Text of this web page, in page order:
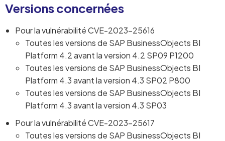
Versions concernées
Pour la vulnérabilité CVE-2023-25616
Toutes les versions de SAP BusinessObjects BI
Platform 4.2 avant la version 4.2 SP09 P1200
Toutes les versions de SAP BusinessObjects BI
Platform 4.3 avant la version 4.3 SP02 P800
Toutes les versions de SAP BusinessObjects BI
Platform 4.3 avant la version 4.3 SP03
Pour la vulnérabilité CVE-2023-25617
Toutes les versions de SAP BusinessObjects BI